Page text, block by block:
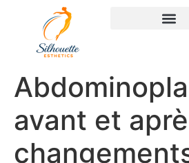
avant et